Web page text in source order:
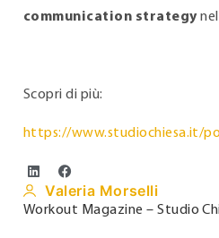
communication strategynel
Scopri di più:
https://www.studiochiesa.it/
Valeria Morselli
Workout Magazine – Studio